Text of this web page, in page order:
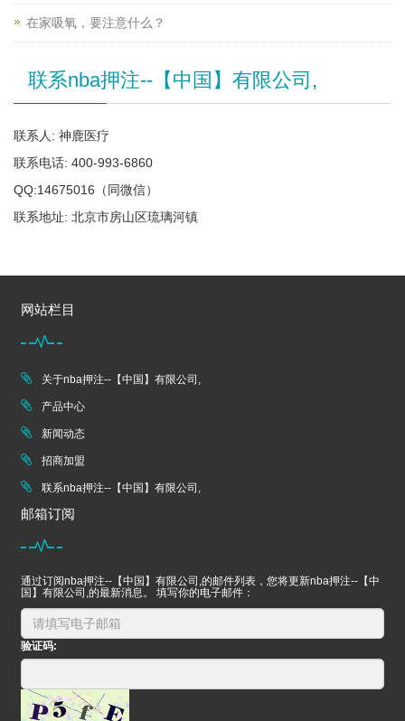
在家吸氧，要注意什么？
联系nba押注--【中国】有限公司,
联系人: 神鹿医疗
联系电话: 400-993-6860
QQ:14675016（同微信）
联系地址: 北京市房山区琉璃河镇
网站栏目
关于nba押注--【中国】有限公司,
产品中心
新闻动态
招商加盟
联系nba押注--【中国】有限公司,
邮箱订阅
通过订阅nba押注--【中国】有限公司,的邮件列表，您将更新nba押注--【中
国】有限公司,的最新消息。 填写你的电子邮件：
验证码: